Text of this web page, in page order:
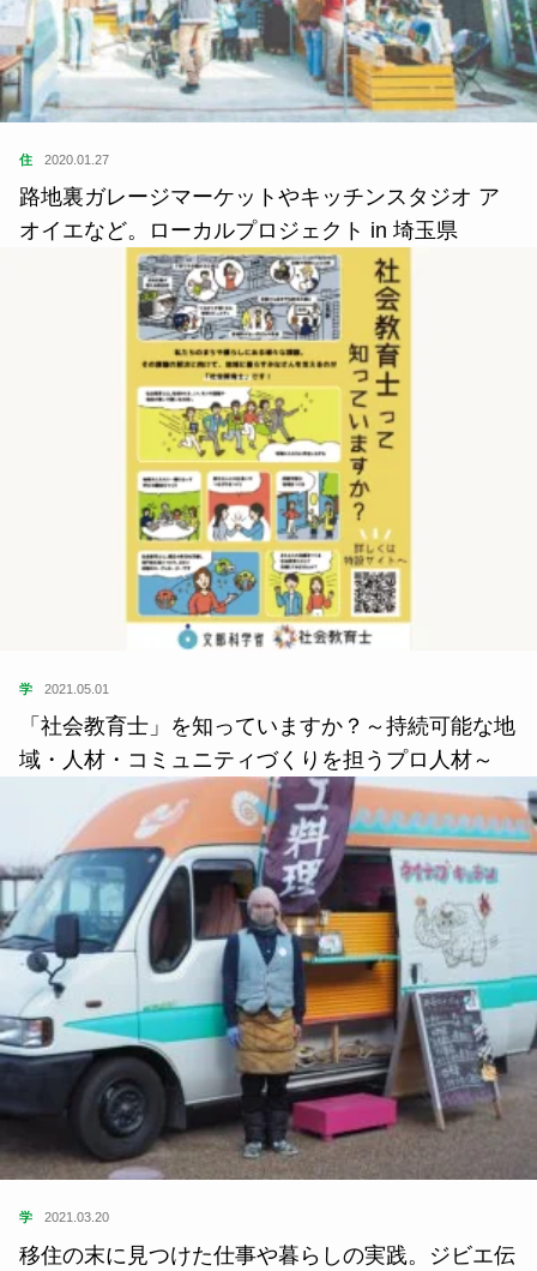
住 2020.01.27
路地裏ガレージマーケットやキッチンスタジオ ア
オイエなど。ローカルプロジェクト in 埼玉県
学 2021.05.01
「社会教育士」を知っていますか？～持続可能な地
域・人材・コミュニティづくりを担うプロ人材～
学 2021.03.20
移住の末に見つけた仕事や暮らしの実践。ジビエ伝